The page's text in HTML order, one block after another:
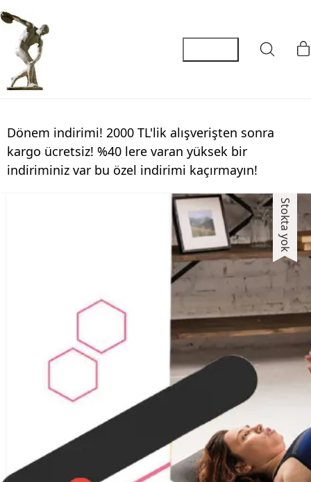
Dönem indirimi! 2000 TL'lik alışverişten sonra
kargo ücretsiz! %40 lere varan yüksek bir
indiriminiz var bu özel indirimi kaçırmayın!
Stokta yok